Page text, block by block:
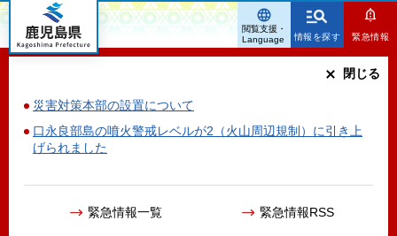
鹿児島県
情報を探す 緊急情報
災害対策本部の設置について
口永良部島の噴火警戒レベルが2（火山周辺規制）に引き上
げられました
緊急情報一覧 緊急情報RSS
閉じる
閲覧支援・
Language